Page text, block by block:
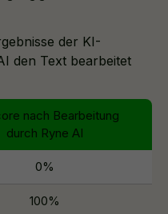
der KI-
den Text bearbeitet
nach Bearbeitung
durch Ryne AI
0%
100%